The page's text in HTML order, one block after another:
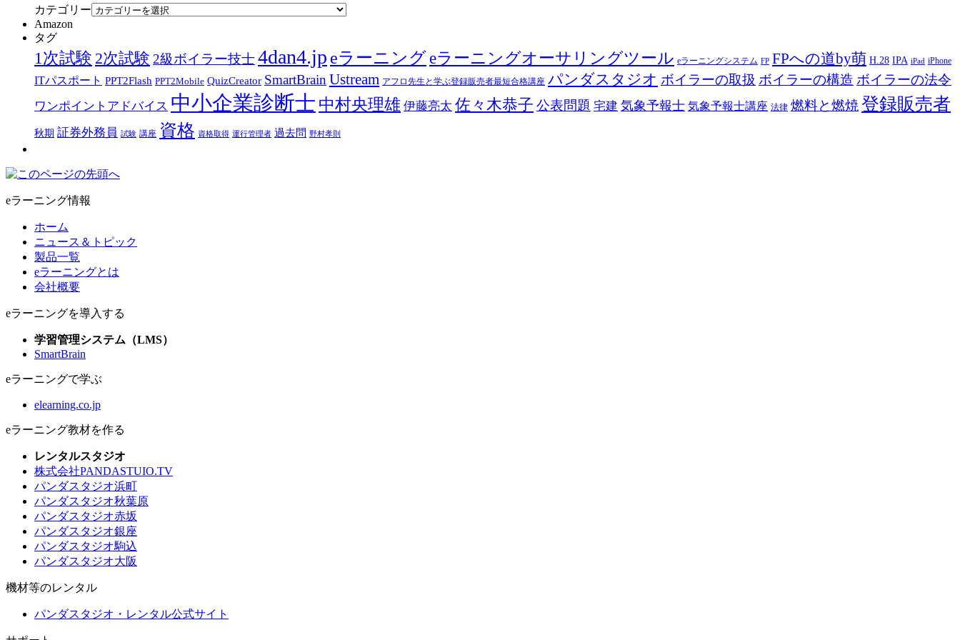
カテゴリー
Amazon
タグ
1次試験 2次試験 2級ボイラー技士4dan4.jp eラーニング eラーニングオーサリングツール eラーニングシステム FP FPへの道by萌 H.28 IPA iPad iPhone
ITパスポート PPT2Flash PPT2Mobile QuizCreator SmartBrain Ustream アフロ先生と学ぶ登録販売者最短合格講座 パンダスタジオ ボイラーの取扱 ボイラーの構造 ボイラーの法令
ワンポイントアドバイス 中小企業診断士 中村央理雄 伊藤亮太 佐々木恭子 公表問題 宅建 気象予報士 気象予報士講座 法律 燃料と燃焼 登録販売者
秋期 証券外務員 試験 講座 資格 資格取得 運行管理者 過去問 野村孝則
eラーニング情報
ホーム
ニュース＆トピック
製品一覧
eラーニングとは
会社概要
eラーニングを導入する
学習管理システム（LMS）
SmartBrain
eラーニングで学ぶ
elearning.co.jp
eラーニング教材を作る
レンタルスタジオ
株式会社PANDASTUIO.TV
パンダスタジオ浜町
パンダスタジオ秋葉原
パンダスタジオ赤坂
パンダスタジオ銀座
パンダスタジオ駒込
パンダスタジオ大阪
機材等のレンタル
パンダスタジオ・レンタル公式サイト